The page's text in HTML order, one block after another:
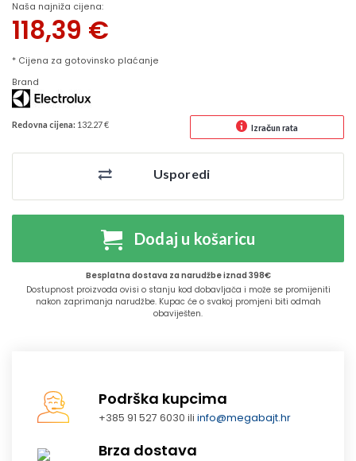
Naša najniža cijena:
118,39 €
* Cijena za gotovinsko plaćanje
Brand
Redovna cijena: 132.27 € Izračun rata
Usporedi
Dodaj u košaricu
Besplatna dostava za narudžbe iznad 398€
Dostupnost proizvoda ovisi o stanju kod dobavljača i može se promijeniti
nakon zaprimanja narudžbe. Kupac će o svakoj promjeni biti odmah
obaviješten.
Podrška kupcima
+385 91 527 6030 iliinfo@megabajt.hr
Brza dostava